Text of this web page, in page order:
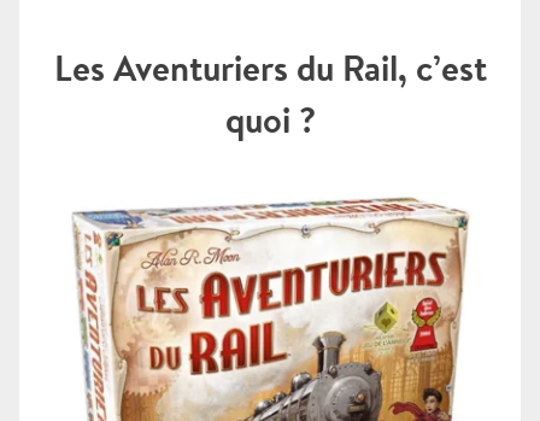
Les Aventuriers du Rail, c’est
quoi ?